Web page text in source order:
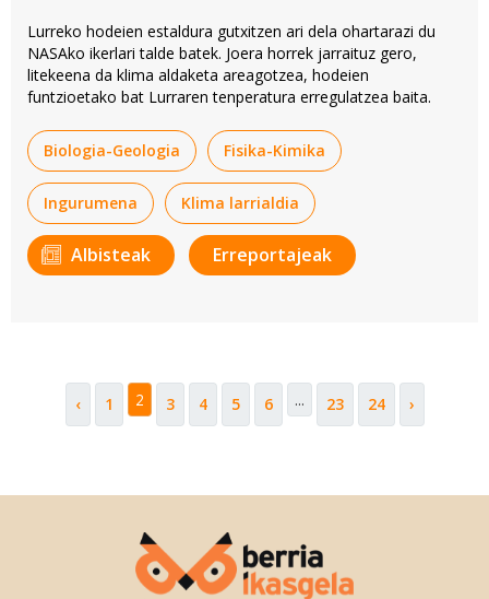
Lurreko hodeien estaldura gutxitzen ari dela ohartarazi du
NASAko ikerlari talde batek. Joera horrek jarraituz gero,
litekeena da klima aldaketa areagotzea, hodeien
funtzioetako bat Lurraren tenperatura erregulatzea baita.
Biologia-Geologia Fisika-Kimika
Ingurumena Klima larrialdia
Albisteak Erreportajeak
‹ 1 2 3 4 5 6 ... 23 24 ›